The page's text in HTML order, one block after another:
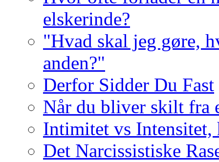
elskerinde?
"Hvad skal jeg gøre,
anden?"
Derfor Sidder Du Fast
Når du bliver skilt fra
Intimitet vs Intensitet,
Det Narcissistiske